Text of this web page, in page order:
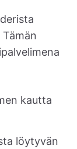
Tämän
kautta
löytyvän